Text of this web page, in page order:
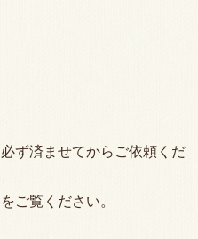
ず済ませてからご依頼くだ
ご覧ください。